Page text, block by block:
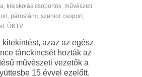
, kisiskolás csoportok, művészeti
, párostánc, szenior csoport,
, ÚKTV
kitekintést, azaz az egész
tánckincsét hozták az
művészeti vezetők a
15 évvel ezelőtt.